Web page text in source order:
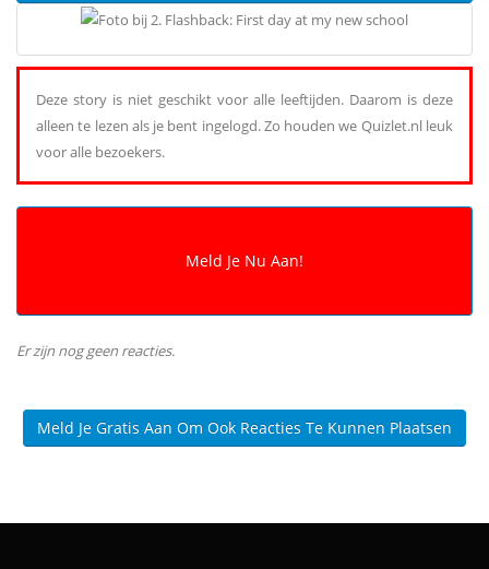
Deze story is niet geschikt voor alle leeftijden. Daarom is deze
alleen te lezen als je bent ingelogd. Zo houden we Quizlet.nl leuk
voor alle bezoekers.
Er zijn nog geen reacties.
Meld Je Gratis Aan Om Ook Reacties Te Kunnen Plaatsen